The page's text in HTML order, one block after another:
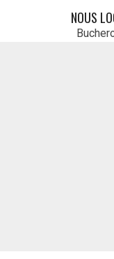
NOUS